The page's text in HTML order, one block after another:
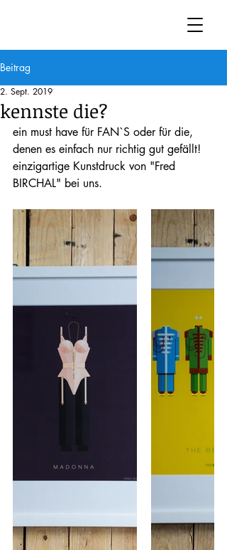
Beitrag
kennste die?
2. Sept. 2019
ein must have für FAN`S oder für die,
denen es einfach nur richtig gut gefällt!
einzigartige Kunstdruck von "Fred
BIRCHAL" bei uns.